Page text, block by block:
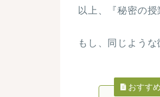
以上、『秘密の
もし、同じよう
おすす